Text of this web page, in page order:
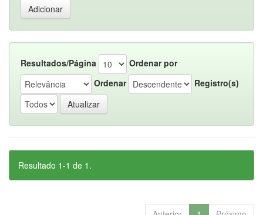
Resultados/Página
Ordenar por
Ordenar
Registro(s)
Resultado 1-1 de 1.